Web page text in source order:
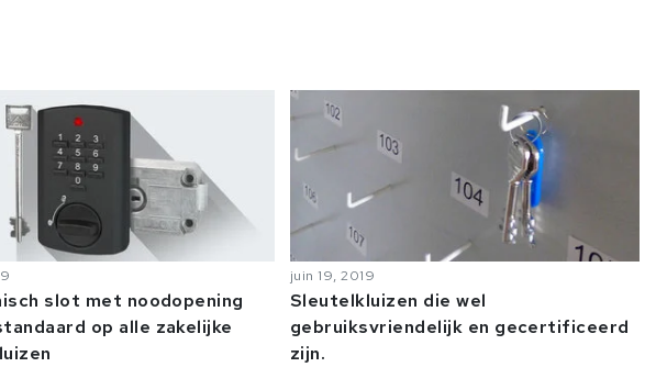
slot met noodopening
op alle zakelijke
juin 19, 2019
Sleutelkluizen die wel
gebruiksvriendelijk en gecertificeerd
zijn.